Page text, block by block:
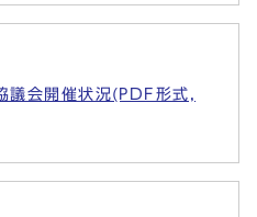
議会開催状況(PDF形式,